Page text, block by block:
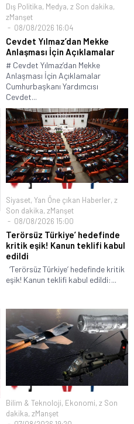
Dış Politika, Medya, z Son dakika,
zManşet
08/08/2026 16:04
Cevdet Yılmaz’dan Mekke
Anlaşması İçin Açıklamalar
# Cevdet Yılmaz’dan Mekke
Anlaşması İçin Açıklamalar
Cumhurbaşkanı Yardımcısı
Cevdet...
Siyaset, Yan Öne çıkan Haberler, z
Son dakika, zManşet
08/08/2026 15:00
Terörsüz Türkiye’ hedefinde
kritik eşik! Kanun teklifi kabul
edildi
‘Terörsüz Türkiye’ hedefinde kritik
eşik! Kanun teklifi kabul edildi:...
Bilim & Teknoloji, Ekonomi, z Son
dakika, zManşet